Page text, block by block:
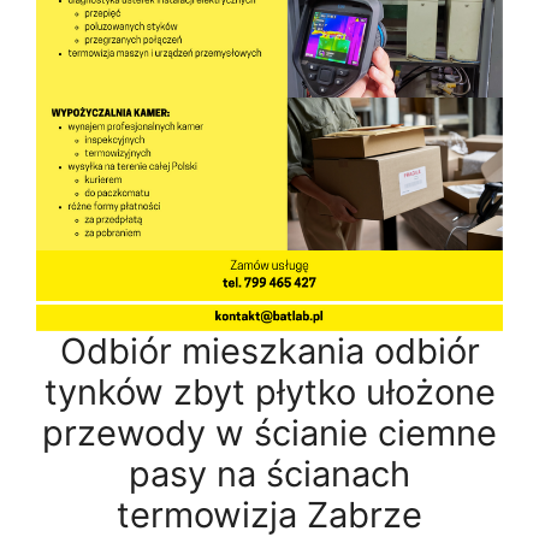
Odbiór mieszkania odbiór
tynków zbyt płytko ułożone
przewody w ścianie ciemne
pasy na ścianach
termowizja Zabrze